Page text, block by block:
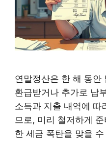
연말정산은 한 해 동안
환급받거나 추가로 납
소득과 지출 내역에 따
므로, 미리 철저하게
한 세금 폭탄을 맞을